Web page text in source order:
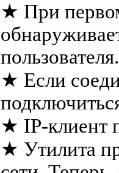
★ При
пользователя.
★ Если
★ IP-клиент
★ Утилита